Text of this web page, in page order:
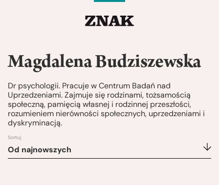
Magdalena Budziszewska
Dr psychologii. Pracuje w Centrum Badań nad
Uprzedzeniami. Zajmuje się rodzinami, tożsamością
społeczną, pamięcią własnej i rodzinnej przeszłości,
rozumieniem nierówności społecznych, uprzedzeniami i
dyskryminacją.
Sortuj
Od najnowszych